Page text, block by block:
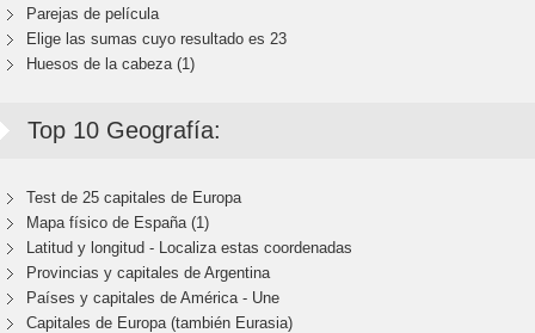
Parejas de película
Elige las sumas cuyo resultado es 23
Huesos de la cabeza (1)
Top 10 Geografía:
Test de 25 capitales de Europa
Mapa físico de España (1)
Latitud y longitud - Localiza estas coordenadas
Provincias y capitales de Argentina
Países y capitales de América - Une
Capitales de Europa (también Eurasia)